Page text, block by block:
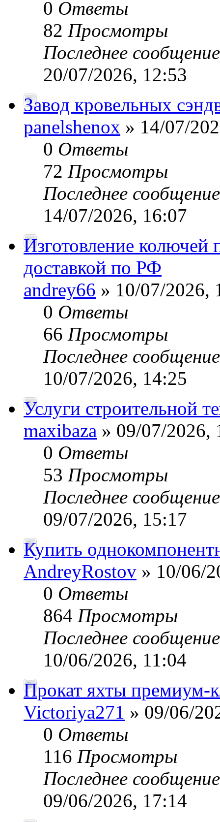
0 Ответы
82 Просмотры
Последнее
20/07/2026, 12:53
Завод кровельных
panelshenox » 14/07/
0 Ответы
72 Просмотры
Последнее
14/07/2026, 16:07
Изготовление колючей
доставкой по РФ
andrey66 » 10/07/2026,
0 Ответы
66 Просмотры
Последнее
10/07/2026, 14:25
Услуги строительной
maxibaza » 09/07/2026,
0 Ответы
53 Просмотры
Последнее
09/07/2026, 15:17
Купить
AndreyRostov » 10/06/
0 Ответы
864 Просмотры
Последнее
10/06/2026, 11:04
Прокат яхты премиум-
Victoriya271 » 09/06/
0 Ответы
116 Просмотры
Последнее
09/06/2026, 17:14